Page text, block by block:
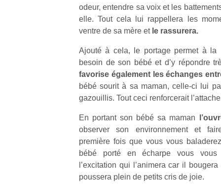
odeur, entendre sa voix et les
elle. Tout cela lui rappellera les
ventre de sa mère et le rassurera.
Ajouté à cela, le portage permet à la
besoin de son bébé et d’y répondre
favorise également les échanges
bébé sourit à sa maman, celle-ci lui
gazouillis. Tout ceci renforcerait
En portant son bébé sa maman
observer son environnement et
première fois que vous vous
bébé porté en écharpe vous
l’excitation qui l’animera car il
poussera plein de petits cris de joie.